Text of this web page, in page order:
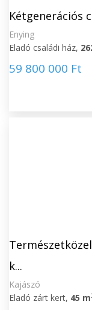
Kétgenerációs
Enying
Eladó családi ház,
59 800 000 Ft
k...
Kajászó
Eladó zárt kert, 45 m